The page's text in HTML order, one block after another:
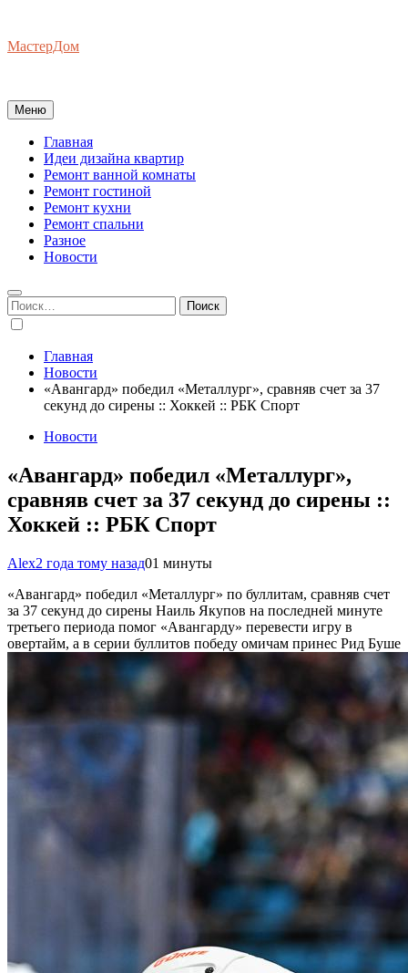
содержимому
МастерДом
Меню
Главная
Идеи дизайна квартир
Ремонт ванной комнаты
Ремонт гостиной
Ремонт кухни
Ремонт спальни
Разное
Новости
Найти:
Главная
Новости
«Авангард» победил «Металлург», сравняв счет за 37
секунд до сирены :: Хоккей :: РБК Спорт
Новости
«Авангард» победил «Металлург»,
сравняв счет за 37 секунд до сирены ::
Хоккей :: РБК Спорт
Alex2 года тому назад01 минуты
«Авангард» победил «Металлург» по буллитам, сравняв счет
за 37 секунд до сирены Наиль Якупов на последней минуте
третьего периода помог «Авангарду» перевести игру в
овертайм, а в серии буллитов победу омичам принес Рид Буше